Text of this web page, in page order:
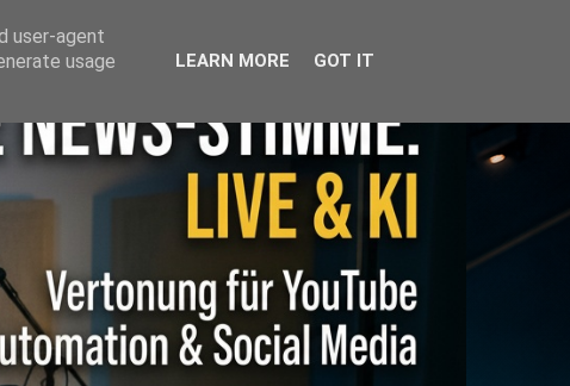
user-agent
usage
LEARN MORE GOT IT